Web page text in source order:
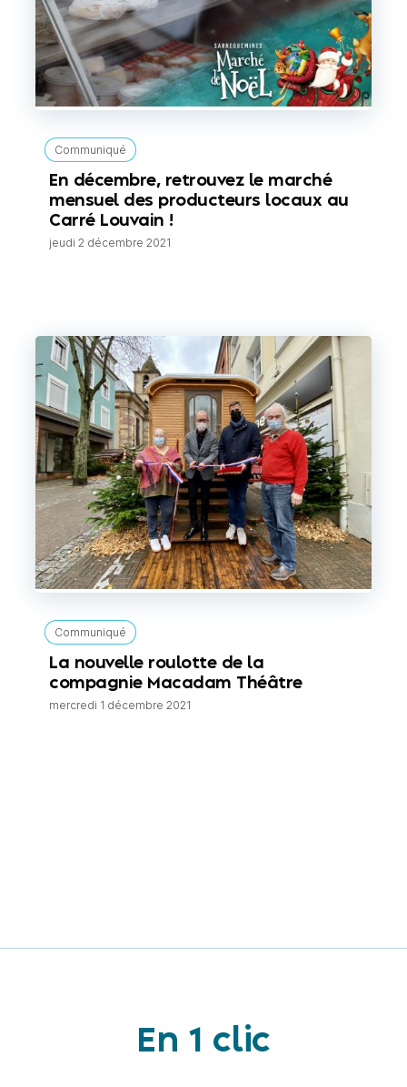
Communiqué
En décembre, retrouvez le marché
mensuel des producteurs locaux au
Carré Louvain !
jeudi 2 décembre 2021
Communiqué
La nouvelle roulotte de la
compagnie Macadam Théâtre
mercredi 1 décembre 2021
En 1 clic